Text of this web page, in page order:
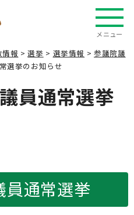
メニュー
情報 >選挙 > 選挙情報 >参議院議
選挙のお知らせ
員通常選挙
員通常選挙